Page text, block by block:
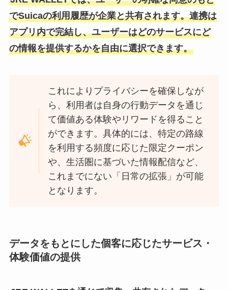
でSuicaの利用履歴が企業と共有されます。連携は
アプリ内で完結し、ユーザーはどのサービスにど
の情報を提供するかを自由に選択できます。
これによりプライバシーを確保しなが
ら、利用者は自身の行動データを通じ
て価値ある体験やリワードを得ること
ができます。具体的には、特定の路線
を利用する頻度に応じた限定クーポン
や、生活圏に基づいた情報配信など、
これまでにない「日常の拡張」が可能
となります。
データをもとにした個客に応じたサービス・
体験価値の提供